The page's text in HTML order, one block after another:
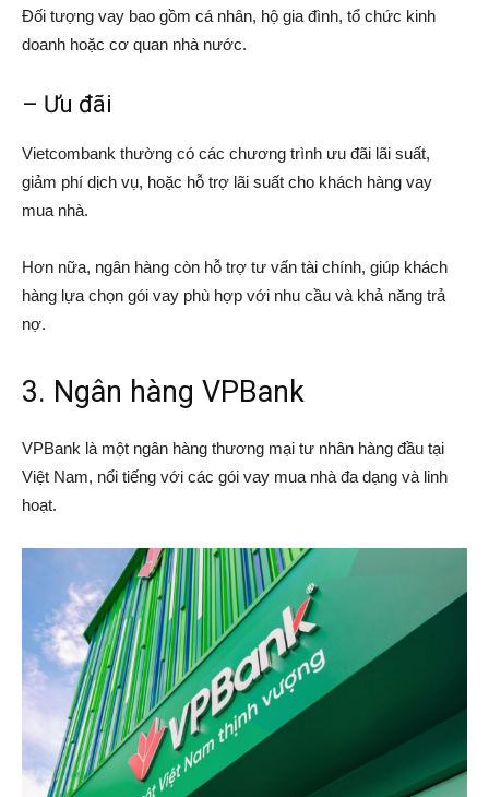
Đối tượng vay bao gồm cá nhân, hộ gia đình, tổ chức kinh
doanh hoặc cơ quan nhà nước.
– Ưu đãi
Vietcombank thường có các chương trình ưu đãi lãi suất,
giảm phí dịch vụ, hoặc hỗ trợ lãi suất cho khách hàng vay
mua nhà.
Hơn nữa, ngân hàng còn hỗ trợ tư vấn tài chính, giúp khách
hàng lựa chọn gói vay phù hợp với nhu cầu và khả năng trả
nợ.
3. Ngân hàng VPBank
VPBank là một ngân hàng thương mại tư nhân hàng đầu tại
Việt Nam, nổi tiếng với các gói vay mua nhà đa dạng và linh
hoạt.